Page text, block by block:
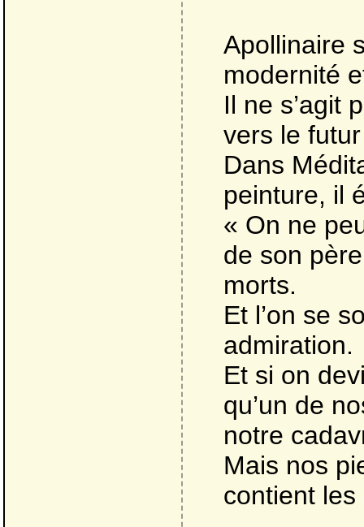
Apollinaire
modernité
Il ne s’agit
vers le
Dans
peinture, il
« On ne
de son
morts.
Et l’on se
admiration.
Et si on
qu’un de
notre
Mais nos
contient